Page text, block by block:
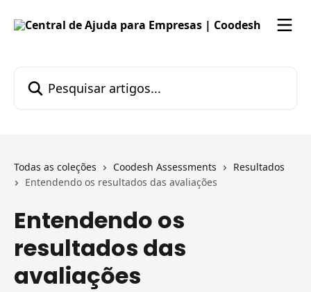
Todas as coleções Coodesh Assessments
Resultados
Entendendo os resultados das avaliações
Entendendo os
resultados das
avaliações